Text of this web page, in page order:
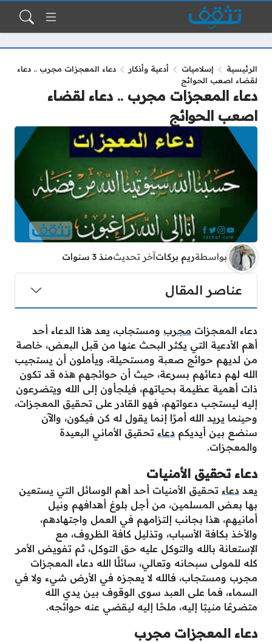
الرئيسية إسلاميات أدعية وأذكار
دعاء المعجزات مجرب .. دعاء
لقضاء اصعب الحوائج
دعاء المعجزات مجرب .. دعاء لقضاء
اصعب الحوائج
بواسطةريم بركاتآخر تحديثمنذ 3 سنوات
عناصر المقال
دعاء المعجزات مجرب ومستجاب، يعد هذا الدعاء أحد
أهم الأدعية التي يكثر البحث عنها من قبل البعض، خاصة
من لديهم حوائج صعبة ومستحيلة، ويأملون أن يستجيب
الله لهم دعائهم بسرعة، حيث أن حوائجهم هذه قد تكون
ذات أهمية عظيمة بحياتهم، فيلجأون إلى الله ويتضرعون
إليه ليستجب دعواتهم، فهو القادر على تحقيق المعجزات،
وحينما يريد الله أمرًا إنما يقول له كن فيكون، والآن
سنضع بين أيديكم دعاء تحقيق الأماني البعيدة
والمعجزات.
دعاء تحقيق الأمنيات
يعد دعاء تحقيق الأمنيات أحد أهم الوسائل التي يستعين
بها بعض المسلمين، من أجل بلوغ أهدافهم ونيل
أمانيهم، هذا بجانب إلتزامهم في العمل واجتهادهم،
والأخذ بكافة الأسباب، وتذليل كافة الظروف، مع
الإستعانة بالله والتوكل عليه حق التوكل، ثم تفويض الأمر
كله للمولى سبحانه وتعالي، سائلًا الله دعاء المعجزات
مجرب ومستجاب، فالله لا يعجزه في الأرض شيء ولا في
السماء، فما على العبد سوى الوقوف بين يدي الله
متضرعًا منيبًا إليه، ملحًا إليه ليقضي عنه حوائجه.
دعاء المعجزات مجرب